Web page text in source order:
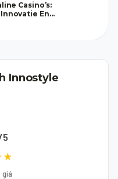
Casino’s:
En
Innostyle
giá